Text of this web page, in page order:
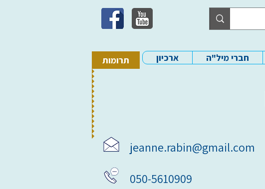
תרומות חברי מיל"ה ארכיון
jeanne.rabin@gmail.com
050-5610909